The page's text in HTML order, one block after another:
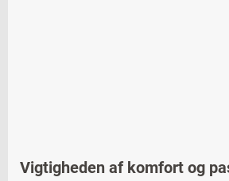
Vigtigheden af komfort og